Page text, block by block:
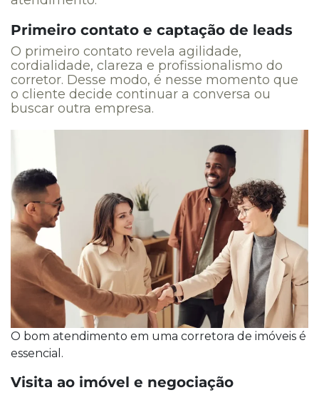
Primeiro contato e captação de leads
O primeiro contato revela agilidade,
cordialidade, clareza e profissionalismo do
corretor. Desse modo, é nesse momento que
o cliente decide continuar a conversa ou
buscar outra empresa.
O bom atendimento em uma corretora de imóveis é
essencial.
Visita ao imóvel e negociação